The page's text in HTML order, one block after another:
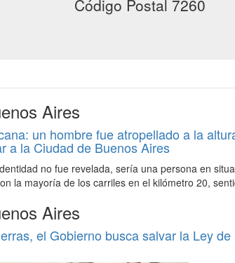
Código Postal 7260
Aires
un hombre fue atropellado a la
a la Ciudad de Buenos Aires
no fue revelada, sería una persona en
la mayoría de los carriles en el kilómetro 20,
Aires
el Gobierno busca salvar la Ley